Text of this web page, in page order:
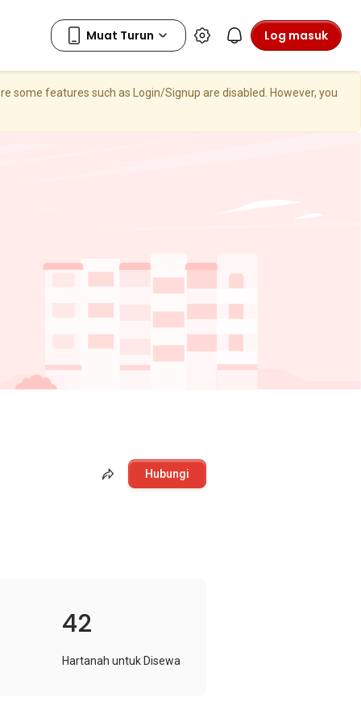
Log masuk
some features such as Login/Signup are disabled. However, you
Hubungi
42
Hartanah untuk Disewa